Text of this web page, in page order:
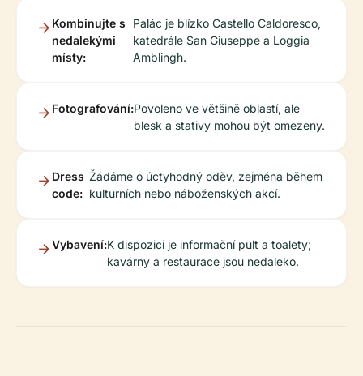
Kombinujte s
nedalekými
místy:
Palác je blízko Castello Caldoresco,
katedrále San Giuseppe a Loggia
Amblingh.
Fotografování:Povoleno ve většině oblastí, ale
blesk a stativy mohou být omezeny.
Dress
code:
Žádáme o úctyhodný oděv, zejména během
kulturních nebo náboženských akcí.
Vybavení:K dispozici je informační pult a toalety;
kavárny a restaurace jsou nedaleko.